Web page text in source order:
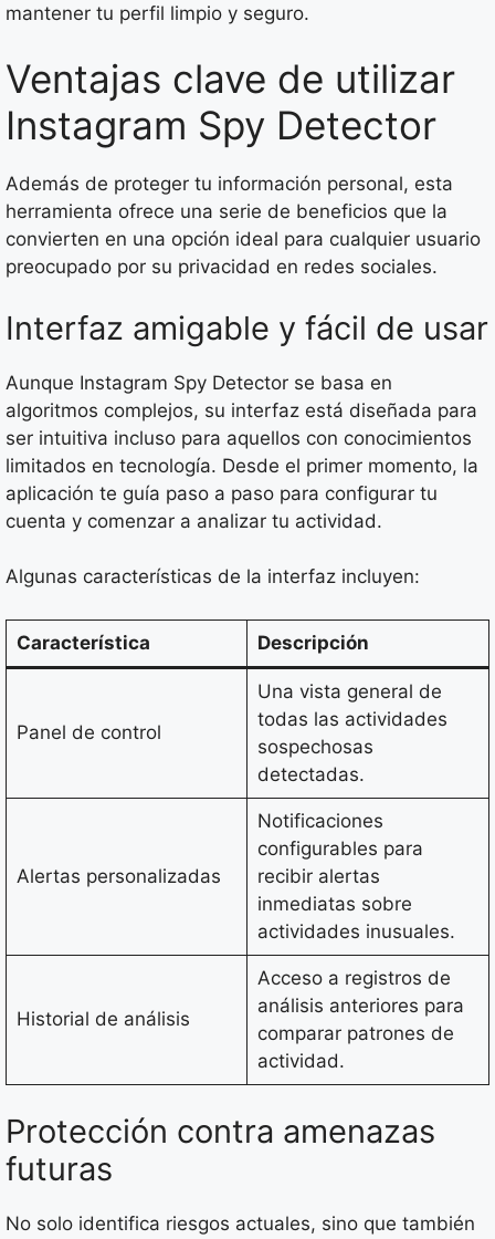
mantener tu perfil limpio y seguro.
Ventajas clave de utilizar
Instagram Spy Detector
Además de proteger tu información personal, esta
herramienta ofrece una serie de beneficios que la
convierten en una opción ideal para cualquier usuario
preocupado por su privacidad en redes sociales.
Interfaz amigable y fácil de usar
Aunque Instagram Spy Detector se basa en
algoritmos complejos, su interfaz está diseñada para
ser intuitiva incluso para aquellos con conocimientos
limitados en tecnología. Desde el primer momento, la
aplicación te guía paso a paso para configurar tu
cuenta y comenzar a analizar tu actividad.
Algunas características de la interfaz incluyen:
Característica Descripción
Panel de control
Una vista general de
todas las actividades
sospechosas
detectadas.
Alertas personalizadas
Notificaciones
configurables para
recibir alertas
inmediatas sobre
actividades inusuales.
Historial de análisis
Acceso a registros de
análisis anteriores para
comparar patrones de
actividad.
Protección contra amenazas
futuras
No solo identifica riesgos actuales, sino que también